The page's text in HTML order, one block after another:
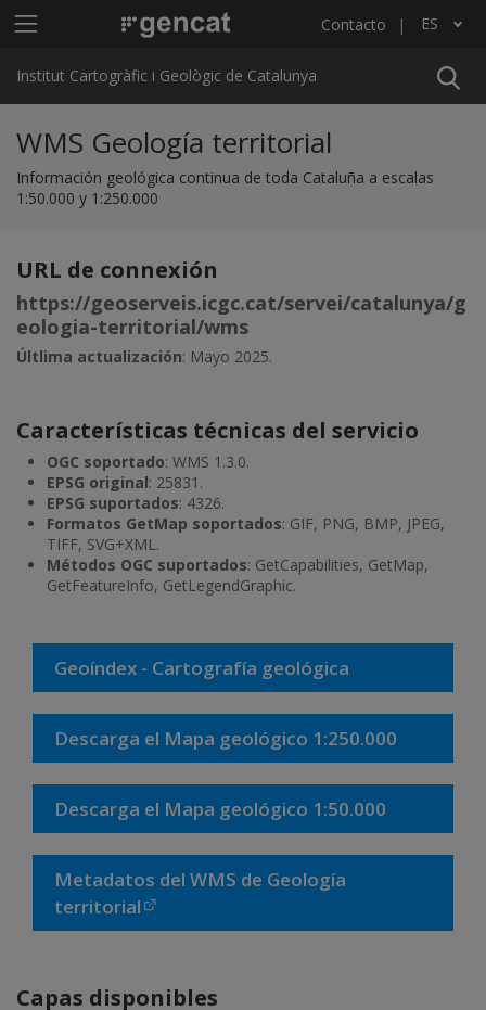
Menú principal ICGC Contacto ES
Lista adicional de acciones
Institut Cartogràfic i Geològic de Catalunya
WMS Geología territorial
Información geológica continua de toda Cataluña a escalas
1:50.000 y 1:250.000
URL de connexión
https://geoserveis.icgc.cat/servei/catalunya/g
eologia-territorial/wms
Últlima actualización: Mayo 2025.
Características técnicas del servicio
OGC soportado: WMS 1.3.0.
EPSG original: 25831.
EPSG suportados: 4326.
Formatos GetMap soportados: GIF, PNG, BMP, JPEG,
TIFF, SVG+XML.
Métodos OGC suportados: GetCapabilities, GetMap,
GetFeatureInfo, GetLegendGraphic.
Geoíndex - Cartografía geológica
Descarga el Mapa geológico 1:250.000
Descarga el Mapa geológico 1:50.000
Metadatos del WMS de Geología
territorial
Capas disponibles